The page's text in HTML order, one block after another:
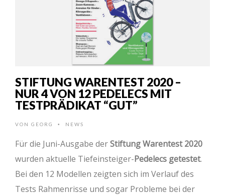
STIFTUNG WARENTEST 2020 –
NUR 4 VON 12 PEDELECS MIT
TESTPRÄDIKAT “GUT”
VON GEORG • NEWS
Für die Juni-Ausgabe derStiftung Warentest 2020
wurden aktuelle Tiefeinsteiger-Pedelecs getestet.
Bei den 12 Modellen zeigten sich im Verlauf des
Tests Rahmenrisse und sogar Probleme bei der